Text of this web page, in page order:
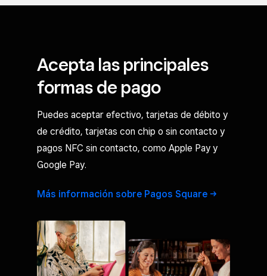
Acepta las principales
formas de pago
Puedes aceptar efectivo, tarjetas de débito y
de crédito, tarjetas con chip o sin contacto y
pagos NFC sin contacto, como Apple Pay y
Google Pay.
Más información sobre Pagos Square